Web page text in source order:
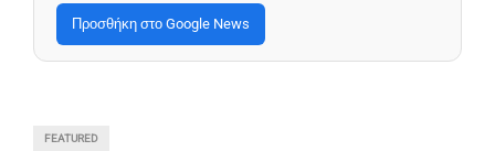
Προσθήκη στο Google News
FEATURED